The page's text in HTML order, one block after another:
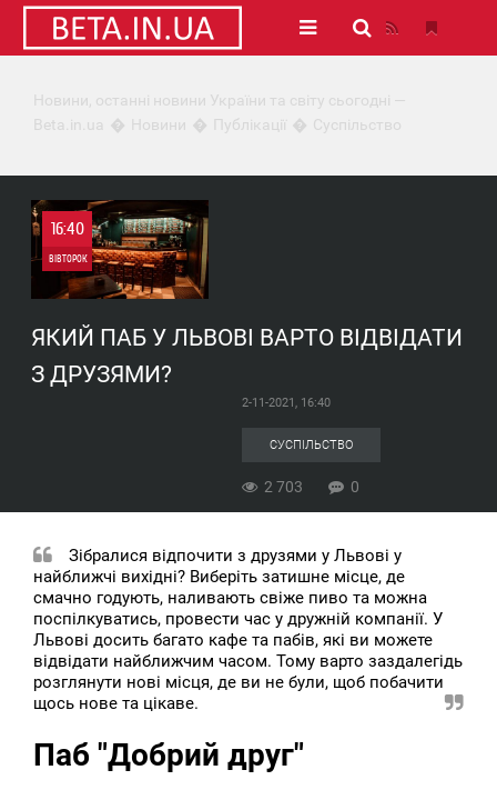
Новини, останні новини України та світу сьогодні —
Beta.in.ua
Новини Публікації Суспільство
16:40
ВІВТОРОК
0
ЯКИЙ ПАБ У ЛЬВОВІ ВАРТО ВІДВІДАТИ
З ДРУЗЯМИ?
2-11-2021, 16:40
СУСПІЛЬСТВО
2 703 0
Зібралися відпочити з друзями у Львові у
найближчі вихідні? Виберіть затишне місце, де
смачно годують, наливають свіже пиво та можна
поспілкуватись, провести час у дружній компанії. У
Львові досить багато кафе та пабів, які ви можете
відвідати найближчим часом. Тому варто заздалегідь
розглянути нові місця, де ви не були, щоб побачити
щось нове та цікаве.
Паб "Добрий друг"